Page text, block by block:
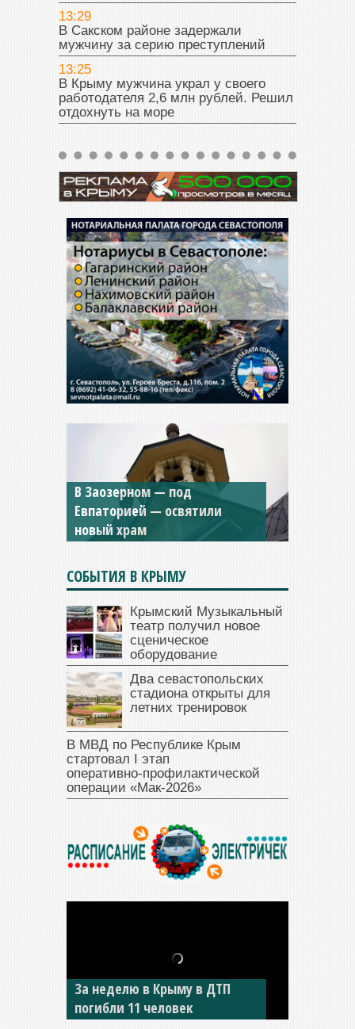
13:29
В Сакском районе задержали
мужчину за серию преступлений
13:25
В Крыму мужчина украл у своего
работодателя 2,6 млн рублей. Решил
отдохнуть на море
В Заозерном — под
Евпаторией — освятили
новый храм
Мужской монастырь Косьмы
и Дамиана в Крыму вновь
открыт для посещения
СОБЫТИЯ В КРЫМУ
Крымский Музыкальный
театр получил новое
сценическое
оборудование
Два севастопольских
стадиона открыты для
летних тренировок
В МВД по Республике Крым
стартовал I этап
оперативно‑профилактической
операции «Мак‑2026»
За неделю в Крыму в ДТП
погибли 11 человек
В Джанкое водитель ВАЗа
сбил двух детей на «зебре»